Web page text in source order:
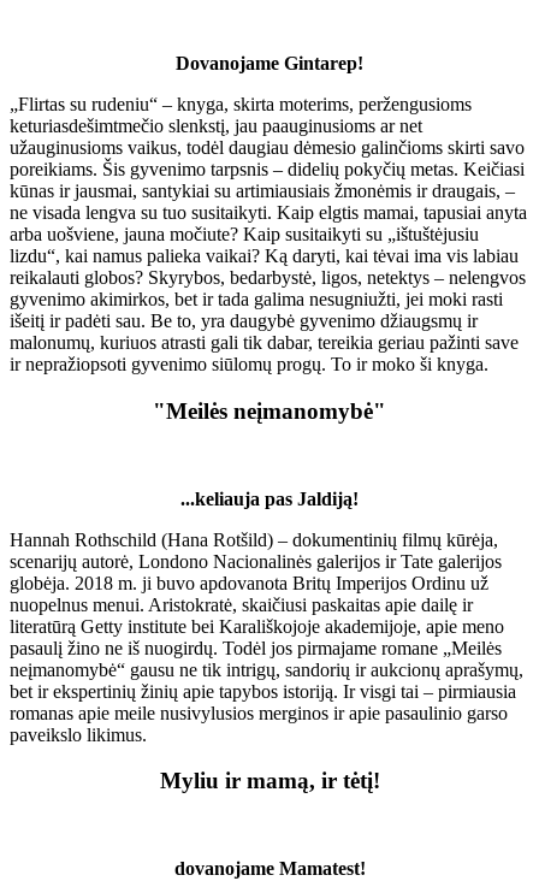
Dovanojame Gintarep!
„Flirtas su rudeniu“ – knyga, skirta moterims, peržengusioms
keturiasdešimtmečio slenkstį, jau paauginusioms ar net
užauginusioms vaikus, todėl daugiau dėmesio galinčioms skirti savo
poreikiams. Šis gyvenimo tarpsnis – didelių pokyčių metas. Keičiasi
kūnas ir jausmai, santykiai su artimiausiais žmonėmis ir draugais, –
ne visada lengva su tuo susitaikyti. Kaip elgtis mamai, tapusiai anyta
arba uošviene, jauna močiute? Kaip susitaikyti su „ištuštėjusiu
lizdu“, kai namus palieka vaikai? Ką daryti, kai tėvai ima vis labiau
reikalauti globos? Skyrybos, bedarbystė, ligos, netektys – nelengvos
gyvenimo akimirkos, bet ir tada galima nesugniužti, jei moki rasti
išeitį ir padėti sau. Be to, yra daugybė gyvenimo džiaugsmų ir
malonumų, kuriuos atrasti gali tik dabar, tereikia geriau pažinti save
ir nepražiopsoti gyvenimo siūlomų progų. To ir moko ši knyga.
"Meilės neįmanomybė"
...keliauja pas Jaldiją!
Hannah Rothschild (Hana Rotšild) – dokumentinių filmų kūrėja,
scenarijų autorė, Londono Nacionalinės galerijos ir Tate galerijos
globėja. 2018 m. ji buvo apdovanota Britų Imperijos Ordinu už
nuopelnus menui. Aristokratė, skaičiusi paskaitas apie dailę ir
literatūrą Getty institute bei Karališkojoje akademijoje, apie meno
pasaulį žino ne iš nuogirdų. Todėl jos pirmajame romane „Meilės
neįmanomybė“ gausu ne tik intrigų, sandorių ir aukcionų aprašymų,
bet ir ekspertinių žinių apie tapybos istoriją. Ir visgi tai – pirmiausia
romanas apie meile nusivylusios merginos ir apie pasaulinio garso
paveikslo likimus.
Myliu ir mamą, ir tėtį!
dovanojame Mamatest!